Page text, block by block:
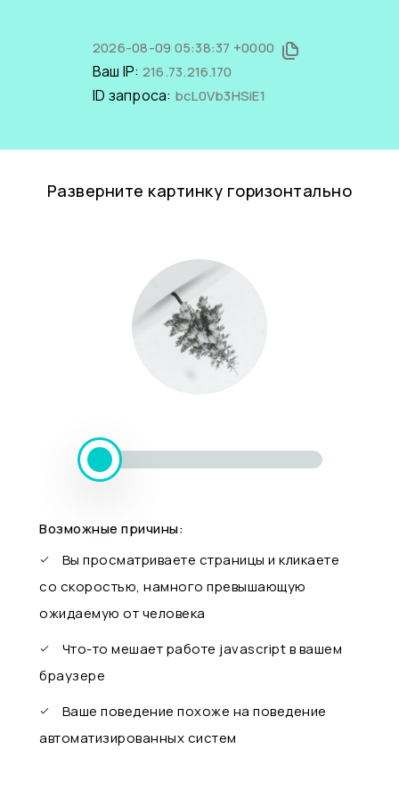
2026-08-09 05:38:37 +0000
Ваш IP: 216.73.216.170
ID запроса: bcL0Vb3HSiE1
Разверните картинку горизонтально
Возможные причины:
Вы просматриваете страницы и кликаете
со скоростью, намного превышающую
ожидаемую от человека
Что-то мешает работе javascript в вашем
браузере
Ваше поведение похоже на поведение
автоматизированных систем